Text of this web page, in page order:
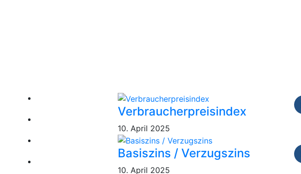
Verbraucherpreisindex
10. April 2025
Basiszins / Verzugszins
10. April 2025